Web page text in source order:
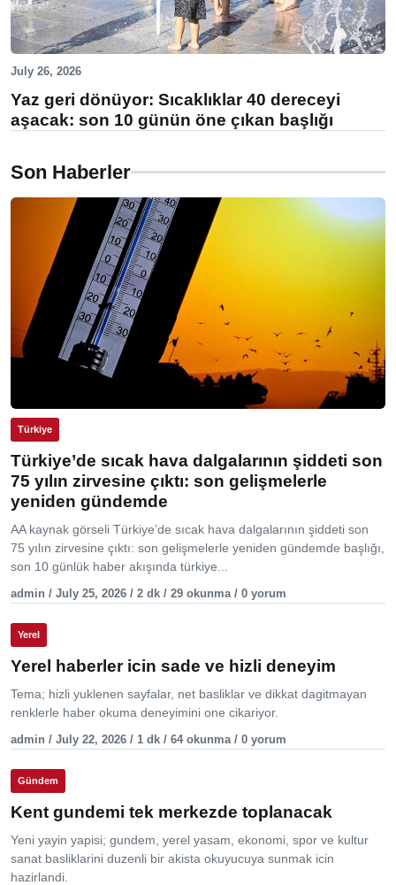
July 26, 2026
Yaz geri dönüyor: Sıcaklıklar 40 dereceyi
aşacak: son 10 günün öne çıkan başlığı
Son Haberler
Türkiye
Türkiye’de sıcak hava dalgalarının şiddeti son
75 yılın zirvesine çıktı: son gelişmelerle
yeniden gündemde
AA kaynak görseli Türkiye’de sıcak hava dalgalarının şiddeti son
75 yılın zirvesine çıktı: son gelişmelerle yeniden gündemde başlığı,
son 10 günlük haber akışında türkiye...
admin / July 25, 2026 / 2 dk / 29 okunma / 0 yorum
Yerel
Yerel haberler icin sade ve hizli deneyim
Tema; hizli yuklenen sayfalar, net basliklar ve dikkat dagitmayan
renklerle haber okuma deneyimini one cikariyor.
admin / July 22, 2026 / 1 dk / 64 okunma / 0 yorum
Gündem
Kent gundemi tek merkezde toplanacak
Yeni yayin yapisi; gundem, yerel yasam, ekonomi, spor ve kultur
sanat basliklarini duzenli bir akista okuyucuya sunmak icin
hazirlandi.